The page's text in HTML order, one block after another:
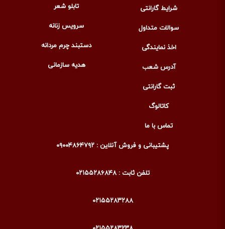
شرایط گارانتی
سوالات متداول
اخذ نمایندگی
آدرس شعب
ثبت گارانتی
کاتالوگ
تماس با ما
تابلو شعر
سرویس زنانه
دستبند چرم مردانه
هدیه سازمانی
پشتیبانی و فروش آنلاین : ۰۹۰۰۴۸۶۴۷۹۲
تلفن ثابت : ۰۲۱۵۵۲۸۶۸۴۸
۰۲۱۵۵۲۸۳۲۸۸